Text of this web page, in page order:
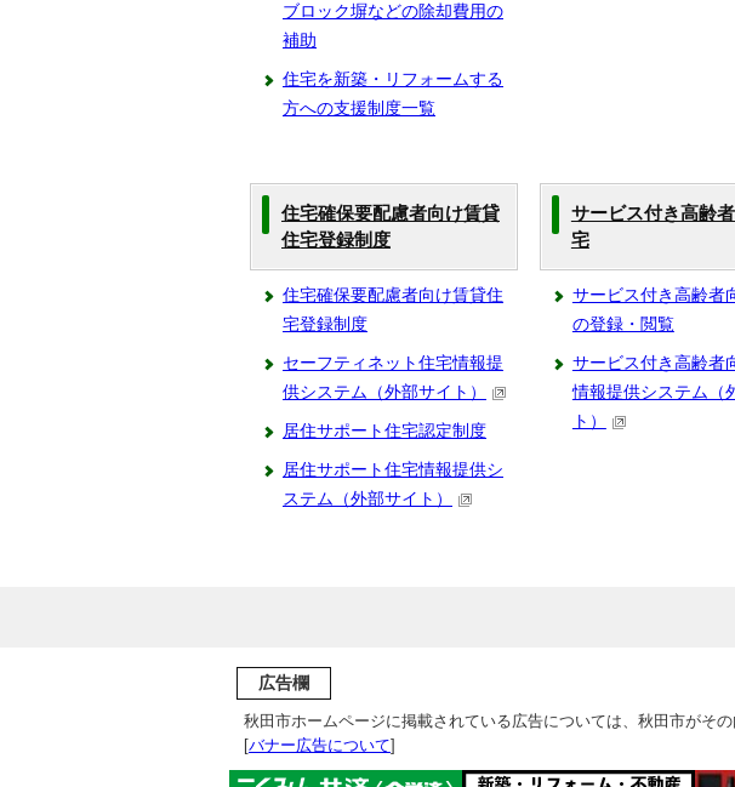
ブロック塀などの除却費用の
補助
住宅を新築・リフォームする
方への支援制度一覧
住宅確保要配慮者向け賃貸
住宅登録制度
住宅確保要配慮者向け賃貸住
宅登録制度
セーフティネット住宅情報提
供システム（外部サイト）
居住サポート住宅認定制度
居住サポート住宅情報提供シ
ステム（外部サイト）
サービス付き高齢
宅
サービス付き高齢者
の登録・閲覧
サービス付き高齢者
情報提供システム（
ト）
広告欄
秋田市ホームページに掲載されている広告については、秋田市がそ
[バナー広告について]